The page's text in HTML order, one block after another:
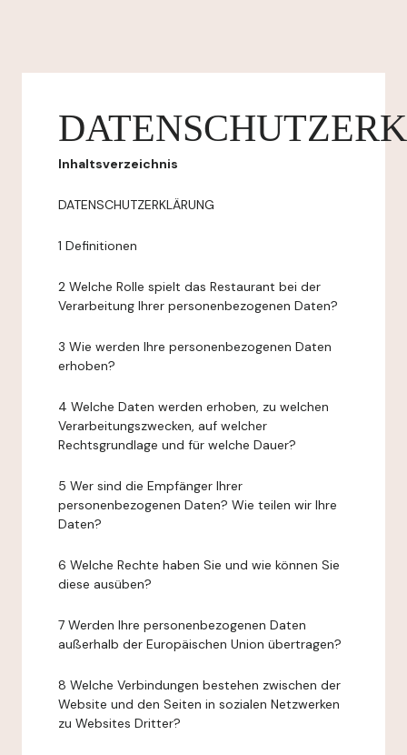
Inhaltsverzeichnis
DATENSCHUTZERKLÄRUNG
1 Definitionen
2 Welche Rolle spielt das Restaurant bei der
Verarbeitung Ihrer personenbezogenen Daten?
3 Wie werden Ihre personenbezogenen Daten
erhoben?
4 Welche Daten werden erhoben, zu welchen
Verarbeitungszwecken, auf welcher
Rechtsgrundlage und für welche Dauer?
5 Wer sind die Empfänger Ihrer
personenbezogenen Daten? Wie teilen wir Ihre
Daten?
6 Welche Rechte haben Sie und wie können Sie
diese ausüben?
7 Werden Ihre personenbezogenen Daten
außerhalb der Europäischen Union übertragen?
8 Welche Verbindungen bestehen zwischen der
Website und den Seiten in sozialen Netzwerken
zu Websites Dritter?